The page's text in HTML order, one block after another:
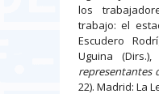
los
trabajo: el
Escudero
Uguina (Dirs.),
representantes
22). Madrid: La